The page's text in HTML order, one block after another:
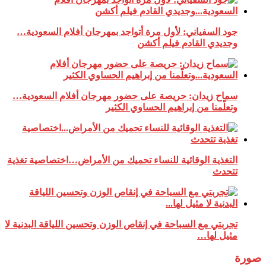
جود السفياني: لأول مرة أتواجد بمهرجان أفلام السعودية…
وجديدي القادم فيلم أكشن
سماح زيدان: حريصة على حضور مهرجان أفلام السعودية…
وتعلّمنا من إبراهيم الحساوي الكثير
التغذية الوقائية للنساء تحميك من الأمراض…اختصاصية تغذية
تتحدث
تجربتي مع السباحة في إنقاص الوزن وتحسين اللياقة البدنية لا
مثيل لها…
صورة